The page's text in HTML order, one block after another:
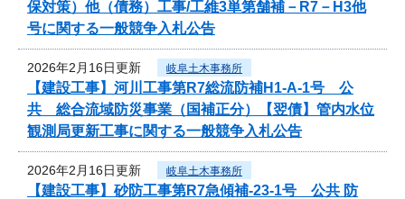
保対策）他（債務）工事/工維3単第舗補－R7－H3他
号に関する一般競争入札公告
2026年2月16日更新 岐阜土木事務所
【建設工事】河川工事第R7総流防補H1-A-1号 公
共 総合流域防災事業（国補正分）【翌債】管内水位
観測局更新工事に関する一般競争入札公告
2026年2月16日更新 岐阜土木事務所
【建設工事】砂防工事第R7急傾補-23-1号 公共 防